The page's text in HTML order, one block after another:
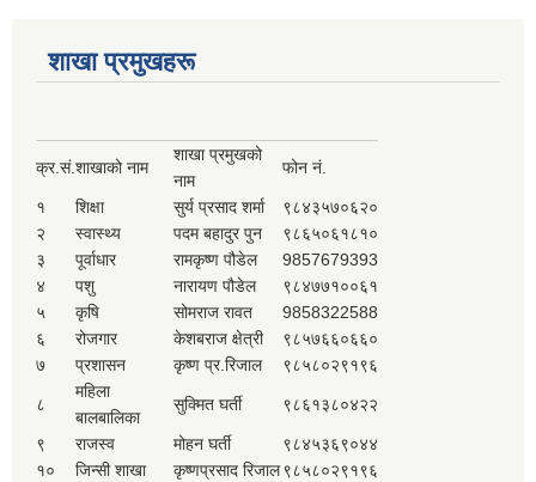
शाखा प्रमुखहरू
क्र.सं.शाखाको नाम
शाखा प्रमुखको
नाम
फोन नं.
१ शिक्षा सुर्य प्रसाद शर्मा
९८४३५७०६२०
२
स्वास्थ्य पदम बहादुर पुन
९८६५०६१८१०
३
पूर्वाधार रामकृष्ण पौडेल
9857679393
४
पशु नारायण पौडेल
९८४७७१००६१
५
कृषि सोमराज रावत
9858322588
६
रोजगार केशबराज क्षेत्री
९८५७६६०६६०
७
प्रशासन कृष्ण प्र.रिजाल ९८५८०२९१९६
८
महिला
बालबालिका
सुक्मित घर्ती ९८६१३८०४२२
९ राजस्व मोहन घर्ती
९८४५३६९०४४
१०
जिन्सी शाखा कृष्णप्रसाद रिजाल९८५८०२९१९६